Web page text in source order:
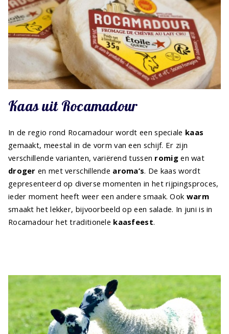
Kaas uit Rocamadour
In de regio rond Rocamadour wordt een speciale kaas
gemaakt, meestal in de vorm van een schijf. Er zijn
verschillende varianten, variërend tussen romigen wat
droger en met verschillende aroma’s. De kaas wordt
gepresenteerd op diverse momenten in het rijpingsproces,
ieder moment heeft weer een andere smaak. Ook warm
smaakt het lekker, bijvoorbeeld op een salade. In juni is in
Rocamadour het traditionele kaasfeest.